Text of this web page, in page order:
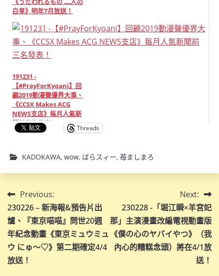
白皇》明年7月放送！
191231 -
【#PrayForKyoani】回
顧2019動漫聲優界大事、
《CCSX Makes ACG
NEWS支店》每月人氣新
聞前三名發表！
Threads
KADOKAWA, wow, ばらスィー, 苺ましまろ
文
章
導
覽
Previous:
230226 – 新海報&預告片出
爐、『東京喵喵』問世20週
年紀念動畫《東京ミュウミュ
ウ にゅ～♡》第二期確定4/4
放送！
Next:
230228 -「堀江瞬×羊宮妃
那」主演漫畫改編電視動畫版
《僕の心のヤバイやつ》（我
內心的糟糕念頭）將在4/1放
送！